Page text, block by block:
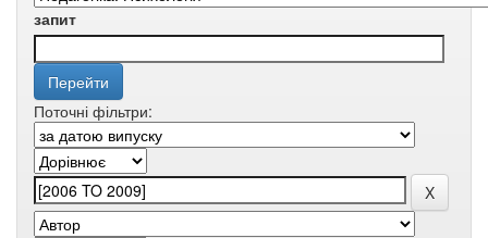
запит
Поточні фільтри: